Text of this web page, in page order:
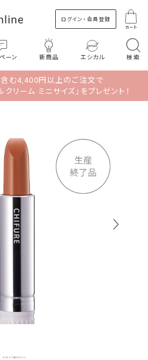
ログイン・会員登録
カート
ーン 新商品 エシカル 検索
む4,400円以上のご注文で
リーム ミニサイズ」をプレゼント！